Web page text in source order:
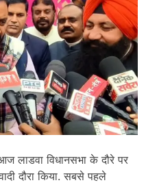
लाडवा विधानसभा के दौरे पर
दौरा किया. सबसे पहले